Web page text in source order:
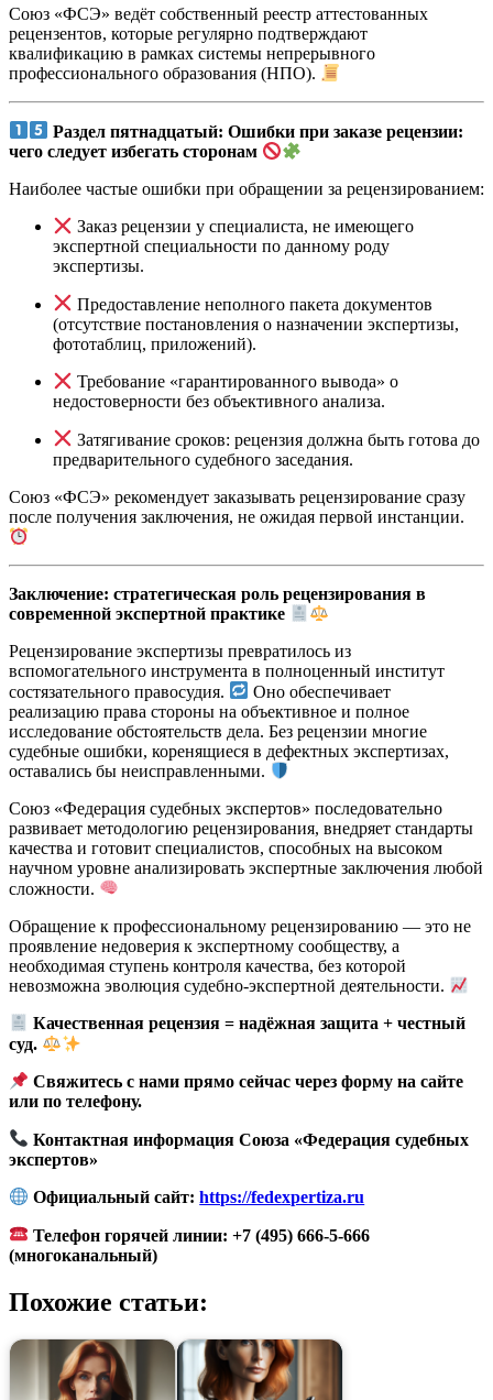
Союз «ФСЭ» ведёт собственный реестр аттестованных
рецензентов, которые регулярно подтверждают
квалификацию в рамках системы непрерывного
профессионального образования (НПО).
Раздел пятнадцатый: Ошибки при заказе рецензии:
чего следует избегать сторонам
Наиболее частые ошибки при обращении за рецензированием:
Заказ рецензии у специалиста, не имеющего
экспертной специальности по данному роду
экспертизы.
Предоставление неполного пакета документов
(отсутствие постановления о назначении экспертизы,
фототаблиц, приложений).
Требование «гарантированного вывода» о
недостоверности без объективного анализа.
Затягивание сроков: рецензия должна быть готова до
предварительного судебного заседания.
Союз «ФСЭ» рекомендует заказывать рецензирование сразу
после получения заключения, не ожидая первой инстанции.
Заключение: стратегическая роль рецензирования в
современной экспертной практике
Рецензирование экспертизы превратилось из
вспомогательного инструмента в полноценный институт
состязательного правосудия.
Оно обеспечивает
реализацию права стороны на объективное и полное
исследование обстоятельств дела. Без рецензии многие
судебные ошибки, коренящиеся в дефектных экспертизах,
оставались бы неисправленными.
Союз «Федерация судебных экспертов» последовательно
развивает методологию рецензирования, внедряет стандарты
качества и готовит специалистов, способных на высоком
научном уровне анализировать экспертные заключения любой
сложности.
Обращение к профессиональному рецензированию — это не
проявление недоверия к экспертному сообществу, а
необходимая ступень контроля качества, без которой
невозможна эволюция судебно-экспертной деятельности.
Качественная рецензия = надёжная защита + честный
суд.
Свяжитесь с нами прямо сейчас через форму на сайте
или по телефону.
Контактная информация Союза «Федерация судебных
экспертов»
Официальный сайт: https://fedexpertiza.ru
Телефон горячей линии: +7 (495) 666-5-666
(многоканальный)
Похожие статьи: